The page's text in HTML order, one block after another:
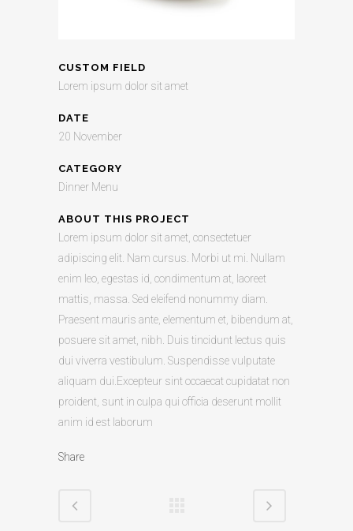
CUSTOM FIELD
Lorem ipsum dolor sit amet
DATE
20 November
CATEGORY
Dinner Menu
ABOUT THIS PROJECT
Lorem ipsum dolor sit amet, consectetuer
adipiscing elit. Nam cursus. Morbi ut mi. Nullam
enim leo, egestas id, condimentum at, laoreet
mattis, massa. Sed eleifend nonummy diam.
Praesent mauris ante, elementum et, bibendum at,
posuere sit amet, nibh. Duis tincidunt lectus quis
dui viverra vestibulum. Suspendisse vulputate
aliquam dui.Excepteur sint occaecat cupidatat non
proident, sunt in culpa qui officia deserunt mollit
anim id est laborum
Share